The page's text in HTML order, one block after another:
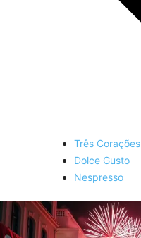
Três Corações
Dolce Gusto
Nespresso